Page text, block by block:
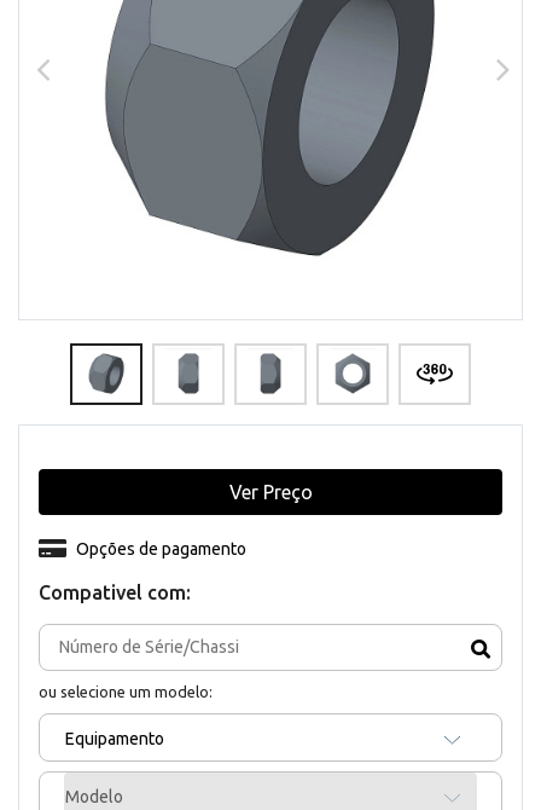
Compativel com:
ou selecione um modelo:
Equipamento
Modelo
Opções de pagamento
Ver Preço